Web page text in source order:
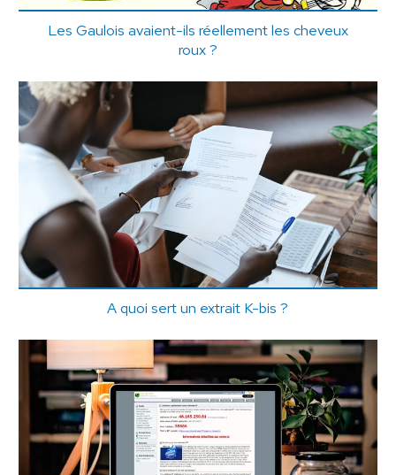
Les Gaulois avaient-ils réellement les cheveux
roux ?
A quoi sert un extrait K-bis ?